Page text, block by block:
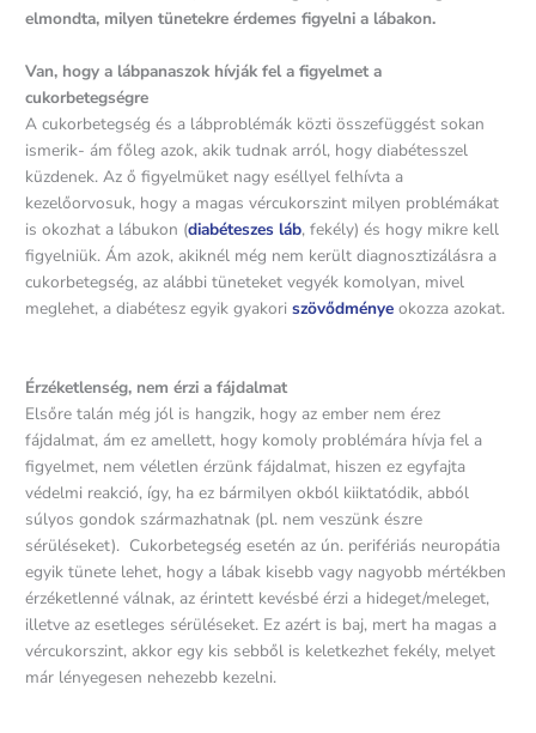
elmondta, milyen tünetekre érdemes figyelni a lábakon.
Van, hogy a lábpanaszok hívják fel a figyelmet a
cukorbetegségre
A cukorbetegség és a lábproblémák közti összefüggést sokan
ismerik- ám főleg azok, akik tudnak arról, hogy diabétesszel
küzdenek. Az ő figyelmüket nagy eséllyel felhívta a
kezelőorvosuk, hogy a magas vércukorszint milyen problémákat
is okozhat a lábukon (diabéteszes láb, fekély) és hogy mikre kell
figyelniük. Ám azok, akiknél még nem került diagnosztizálásra a
cukorbetegség, az alábbi tüneteket vegyék komolyan, mivel
meglehet, a diabétesz egyik gyakoriszövődménye okozza azokat.
Érzéketlenség, nem érzi a fájdalmat
Elsőre talán még jól is hangzik, hogy az ember nem érez
fájdalmat, ám ez amellett, hogy komoly problémára hívja fel a
figyelmet, nem véletlen érzünk fájdalmat, hiszen ez egyfajta
védelmi reakció, így, ha ez bármilyen okból kiiktatódik, abból
súlyos gondok származhatnak (pl. nem veszünk észre
sérüléseket). Cukorbetegség esetén az ún. perifériás neuropátia
egyik tünete lehet, hogy a lábak kisebb vagy nagyobb mértékben
érzéketlenné válnak, az érintett kevésbé érzi a hideget/meleget,
illetve az esetleges sérüléseket. Ez azért is baj, mert ha magas a
vércukorszint, akkor egy kis sebből is keletkezhet fekély, melyet
már lényegesen nehezebb kezelni.